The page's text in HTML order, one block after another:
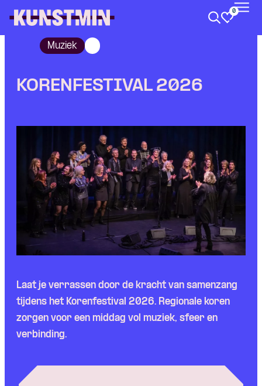
Skip navigatie
0
Muziek
KORENFESTIVAL 2026
Laat je verrassen door de kracht van samenzang
tijdens het Korenfestival 2026. Regionale koren
zorgen voor een middag vol muziek, sfeer en
verbinding.